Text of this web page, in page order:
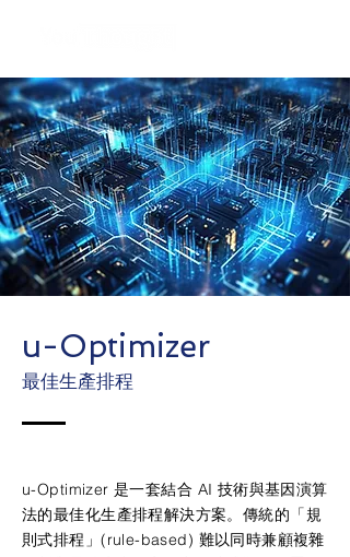
u-Optimizer
最佳生產排程
u-Optimizer 是一套結合 AI 技術與基因演算
法的最佳化生產排程解決方案。傳統的「規
則式排程」(rule-based) 難以同時兼顧複雜